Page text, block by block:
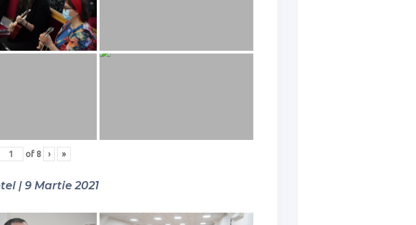
of 8 › »
| 9 Martie 2021